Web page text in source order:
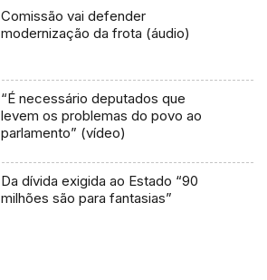
Comissão vai defender
modernização da frota (áudio)
“É necessário deputados que
levem os problemas do povo ao
parlamento” (vídeo)
Da dívida exigida ao Estado “90
milhões são para fantasias”